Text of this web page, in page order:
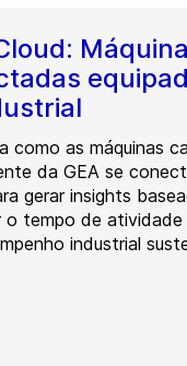
como as máquinas
da GEA se
gerar insights
o tempo de
industrial